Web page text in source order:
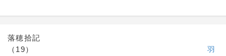
落穂拾記
（19） 羽